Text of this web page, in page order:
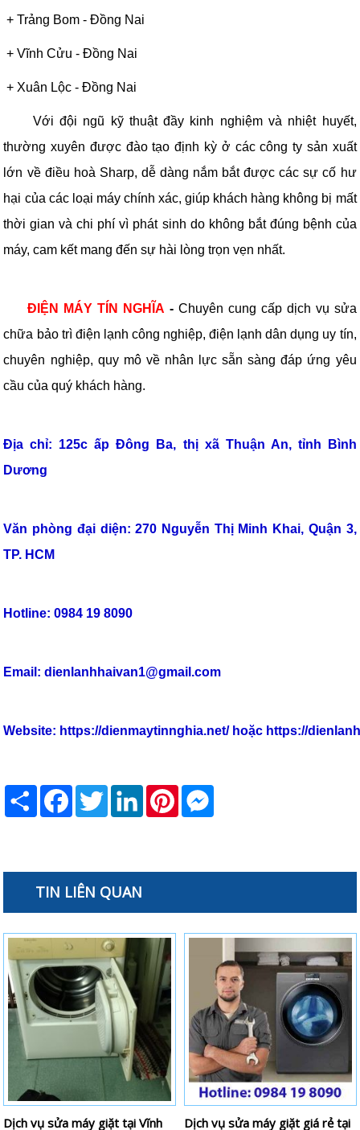
+Trảng Bom-Đồng Nai
+Vĩnh Cửu-Đồng Nai
+ Xuân Lộc-Đồng Nai
Với đội ngũ kỹ thuật đầy kinh nghiệm và nhiệt huyết,
thường xuyên được đào tạo định kỳ ở các công ty sản xuất
lớn về điều hoà Sharp, dễ dàng nắm bắt được các sự cố hư
hại của các loại máy chính xác, giúp khách hàng không bị mất
thời gian và chi phí vì phát sinh do không bắt đúng bệnh của
máy, cam kết mang đến sự hài lòng trọn vẹn nhất.
ĐIỆN MÁY TÍN NGHĨA - Chuyên cung cấp dịch vụ sửa
chữa bảo trì điện lạnh công nghiệp, điện lạnh dân dụng uy tín,
chuyên nghiệp, quy mô về nhân lực sẵn sàng đáp ứng yêu
cầu của quý khách hàng.
Địa chỉ: 125c ấp Đông Ba, thị xã Thuận An, tỉnh Bình
Dương
Văn phòng đại diện: 270 Nguyễn Thị Minh Khai, Quận 3,
TP. HCM
Hotline: 0984 19 8090
Email: dienlanhhaivan1@gmail.com
Website: https://dienmaytinnghia.net/hoặc https://
Share FacebookTwitter LinkedInPinterest
TIN LIÊN QUAN
Dịch vụ sửa máy giặt tại Vĩnh Dịch vụ sửa máy giặt giá rẻ tại